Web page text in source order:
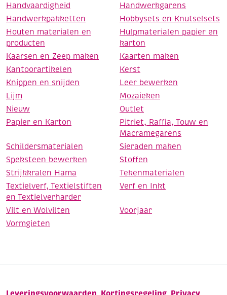
Handvaardigheid
Handwerkgarens
Handwerkpakketten
Hobbysets en Knutselsets
Houten materialen en
producten
Hulpmaterialen papier en
karton
Kaarsen en Zeep maken
Kaarten maken
Kantoorartikelen
Kerst
Knippen en snijden
Leer bewerken
Lijm
Mozaieken
Nieuw
Outlet
Papier en Karton
Pitriet, Raffia, Touw en
Macramegarens
Schildersmaterialen
Sieraden maken
Speksteen bewerken
Stoffen
Strijkkralen Hama
Tekenmaterialen
Textielverf, Textielstiften
en Textielverharder
Verf en Inkt
Vilt en Wolvilten
Voorjaar
Vormgieten